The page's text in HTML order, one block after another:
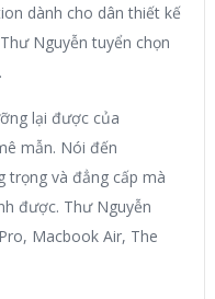
dành cho dân thiết kế
Nguyễn tuyển chọn
lại được của
mẫn. Nói đến
trọng và đẳng cấp mà
được. Thư Nguyễn
Macbook Air, The